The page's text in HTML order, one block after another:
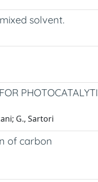
solvent.
G., Sartori
of carbon